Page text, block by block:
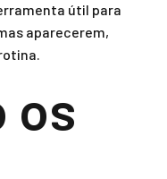
útil para
aparecerem,
os